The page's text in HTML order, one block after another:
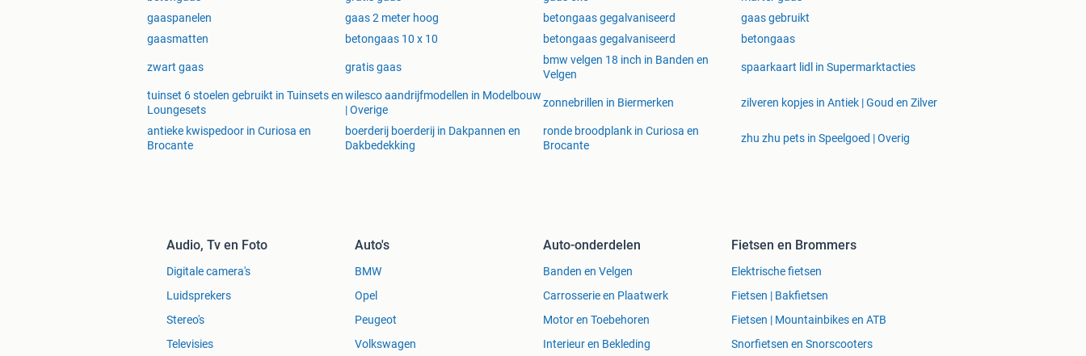
gaaspanelen
gaas 2 meter hoog betongaas gegalvaniseerd
gaas gebruikt
gaasmatten
betongaas 10 x 10 betongaas gegalvaniseerd betongaas
zwart gaas gratis gaas
bmw velgen 18 inch in Banden en
Velgen
spaarkaart lidl in Supermarktacties
tuinset 6 stoelen gebruikt in Tuinsets en
Loungesets
wilesco aandrijfmodellen in Modelbouw
| Overige
zonnebrillen in Biermerken zilveren kopjes in Antiek | Goud en Zilver
antieke kwispedoor in Curiosa en
Brocante
boerderij boerderij in Dakpannen en
Dakbedekking
ronde broodplank in Curiosa en
Brocante
zhu zhu pets in Speelgoed | Overig
Audio, Tv en Foto
Digitale camera's
Luidsprekers
Stereo's
Televisies
Auto's
BMW
Opel
Peugeot
Volkswagen
Auto-onderdelen
Banden en Velgen
Carrosserie en Plaatwerk
Motor en Toebehoren
Interieur en Bekleding
Fietsen en Brommers
Elektrische fietsen
Fietsen | Bakfietsen
Fietsen | Mountainbikes en ATB
Snorfietsen en Snorscooters